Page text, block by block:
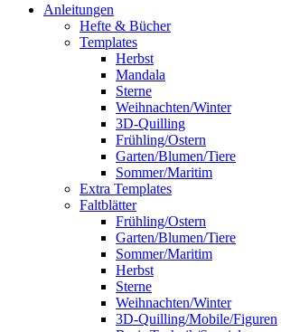
Anleitungen
Hefte & Bücher
Templates
Herbst
Mandala
Sterne
Weihnachten/Winter
3D-Quilling
Frühling/Ostern
Garten/Blumen/Tiere
Sommer/Maritim
Extra Templates
Faltblätter
Frühling/Ostern
Garten/Blumen/Tiere
Sommer/Maritim
Herbst
Sterne
Weihnachten/Winter
3D-Quilling/Mobile/Figuren